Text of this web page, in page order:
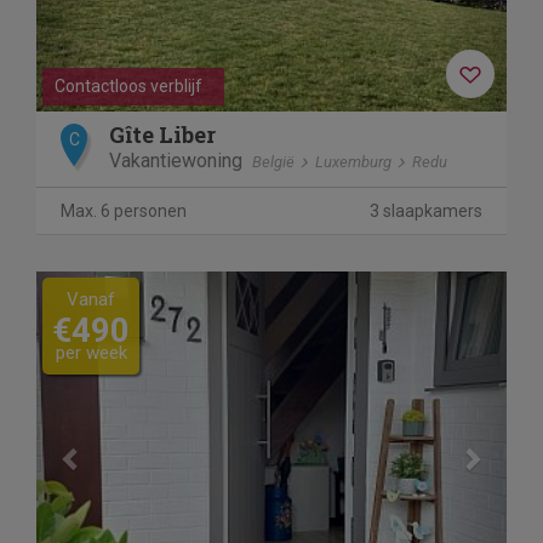
Contactloos verblijf
C Gîte Liber
Vakantiewoning België Luxemburg Redu
Max. 6 personen 3 slaapkamers
Previous Next
Vanaf
€490
per week